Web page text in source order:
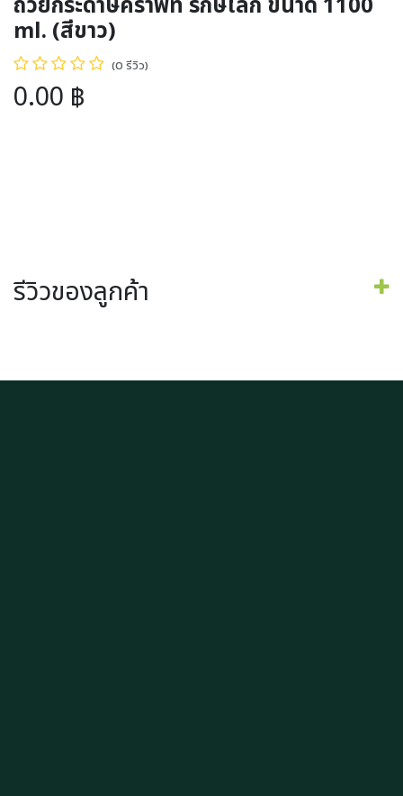
ถ้วยกระดาษคราฟท์ รักษ์โลก ขนาด 1100
ml. (สีขาว)
(0 รีวิว)
0.00 ฿
รีวิวของลูกค้า